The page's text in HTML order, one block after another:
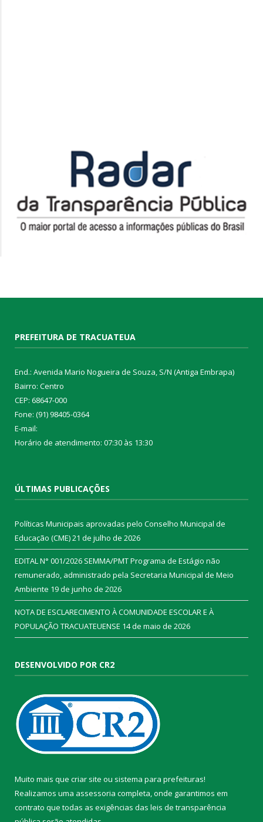
PREFEITURA DE TRACUATEUA
End.: Avenida Mario Nogueira de Souza, S/N (Antiga Embrapa)
Bairro: Centro
CEP: 68647-000
Fone: (91) 98405-0364
E-mail:
Horário de atendimento: 07:30 às 13:30
ÚLTIMAS PUBLICAÇÕES
Políticas Municipais aprovadas pelo Conselho Municipal de
Educação (CME)21 de julho de 2026
EDITAL N° 001/2026 SEMMA/PMT Programa de Estágio não
remunerado, administrado pela Secretaria Municipal de Meio
Ambiente 19 de junho de 2026
NOTA DE ESCLARECIMENTO À COMUNIDADE ESCOLAR E À
POPULAÇÃO TRACUATEUENSE 14 de maio de 2026
DESENVOLVIDO POR CR2
Muito mais que criar site ou sistema para prefeituras!
Realizamos uma assessoria completa, onde garantimos em
contrato que todas as exigências das leis de transparência